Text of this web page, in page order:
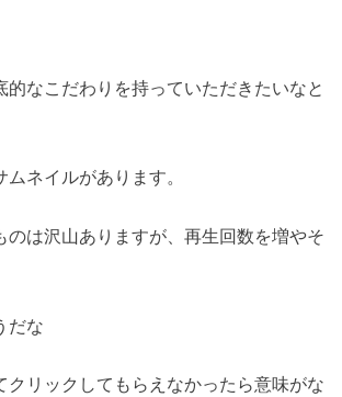
的なこだわりを持っていただきたいなと
ネイルがあります。
のは沢山ありますが、再生回数を増やそ
だな
クリックしてもらえなかったら意味がな